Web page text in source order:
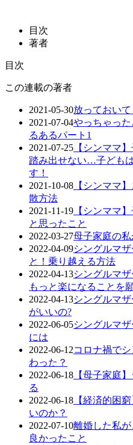
目次
著者
目次
この連載の著者
2021-05-30放っておい
2021-07-04やっちゃっ
るあるパート1
2021-07-25 【シンママ
踏み出せない…子ども
す！
2021-10-08 【シンママ
散方法
2021-11-19 【シンママ
と思ったこと
2022-03-27母子家庭の
2022-04-09シングルマ
と！乗り越える方法
2022-04-13シングルマ
もっと楽になることを
2022-04-13シングルマ
がいいの?
2022-06-05シングルマ
には
2022-06-12コロナ禍で
わった？
2022-06-18 【母子家庭
る
2022-06-18 【経済的困
いのか？
2022-07-10離婚した私
良かったこと